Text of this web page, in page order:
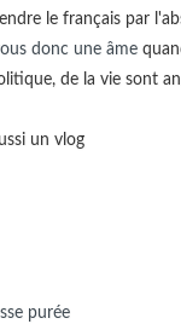
le français par
donc une âme
de la vie sont
un vlog
purée